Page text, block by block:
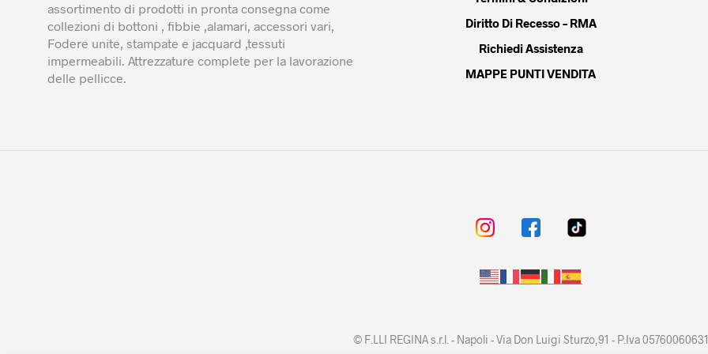
assortimento di prodotti in pronta consegna come
collezioni di bottoni , fibbie ,alamari, accessori vari,
Fodere unite, stampate e jacquard ,tessuti
impermeabili. Attrezzature complete per la lavorazione
delle pellicce.
Diritto Di Recesso – RMA
Richiedi Assistenza
MAPPE PUNTI VENDITA
© F.LLI REGINA s.r.l. - Napoli - Via Don Luigi Sturzo,91 - P.Iva 05760060631